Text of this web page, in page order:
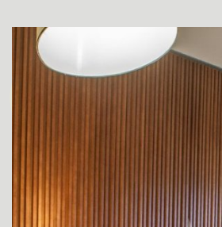
SUPERIOR
SUPERIOR SZOBA